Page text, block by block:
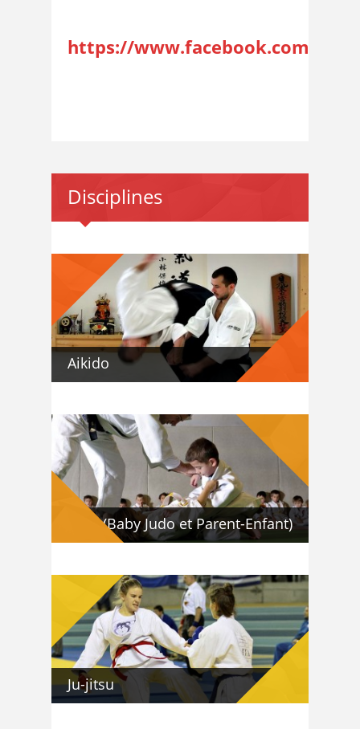
https://www.facebook.com/
Disciplines
Aikido
Eveil (Baby Judo et Parent-Enfant)
Ju-jitsu